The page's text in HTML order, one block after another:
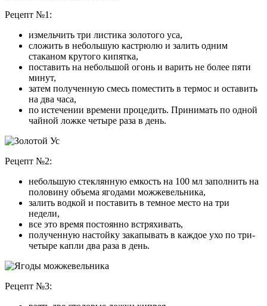
Рецепт №1:
измельчить три листика золотого уса,
сложить в небольшую кастрюлю и залить одним
стаканом крутого кипятка,
поставить на небольшой огонь и варить не более пяти
минут,
затем полученную смесь поместить в термос и оставить
на два часа,
по истечении времени процедить. Принимать по одной
чайной ложке четыре раза в день.
Рецепт №2:
небольшую стеклянную емкость на 100 мл заполнить на
половину объема ягодами можжевельника,
залить водкой и поставить в темное место на три
недели,
все это время постоянно встряхивать,
полученную настойку закапывать в каждое ухо по три-
четыре капли два раза в день.
Рецепт №3: